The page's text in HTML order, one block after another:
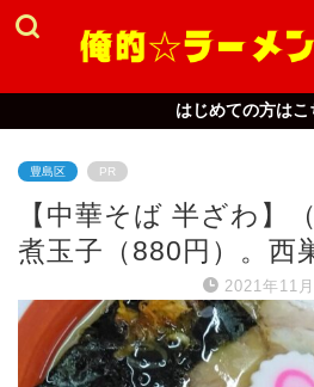
はじめての方はこ
豊島区 PR
【中華そば 半ざわ】
煮玉子（880円）。西
2021年11